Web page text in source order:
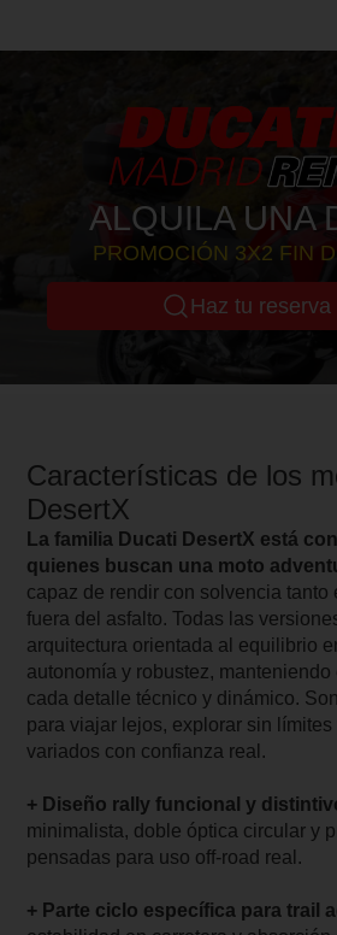
ALQUILA UNA
PROMOCIÓN 3X2 FIN
Haz tu reserva
Características de los
DesertX
La familia Ducati DesertX está
quienes buscan una moto
capaz de rendir con solvencia tanto
fuera del asfalto. Todas las
arquitectura orientada al equilibrio
autonomía y robustez,
cada detalle técnico y dinámico.
para viajar lejos, explorar sin límites
variados con confianza real.
+ Diseño rally funcional y
minimalista, doble óptica circular y
pensadas para uso off-road real.
+ Parte ciclo específica para trail